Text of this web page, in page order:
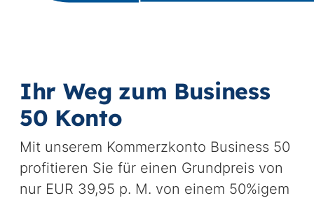
Ihr Weg zum Business
50 Konto
Mit unserem Kommerzkonto Business 50
profitieren Sie für einen Grundpreis von
nur EUR 39,95 p. M. von einem 50%igem